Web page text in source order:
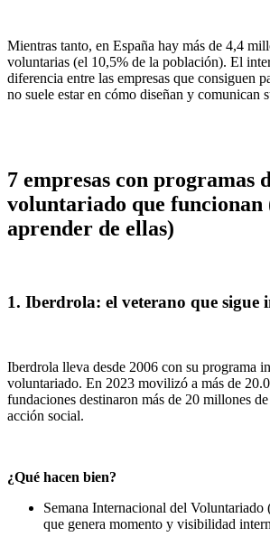
Mientras tanto, en España hay más de 4,4
voluntarias (el 10,5% de la población). El
diferencia entre las empresas que consiguen
no suele estar en cómo diseñan y comunican
7 empresas con programas
voluntariado que funcionan
aprender de ellas)
1. Iberdrola: el veterano que sigue
Iberdrola lleva desde 2006 con su programa
voluntariado. En 2023 movilizó a más de
fundaciones destinaron más de 20 millones
acción social.
¿Qué hacen bien?
Semana Internacional del
que genera momento y visibilidad